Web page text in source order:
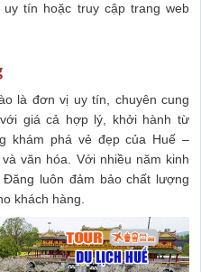
tín hoặc truy cập trang web
là đơn vị uy tín, chuyên cung
với giá cả hợp lý, khởi hành từ
khám phá vẻ đẹp của Huế –
văn hóa. Với nhiều năm kinh
luôn đảm bảo chất lượng
khách hàng.